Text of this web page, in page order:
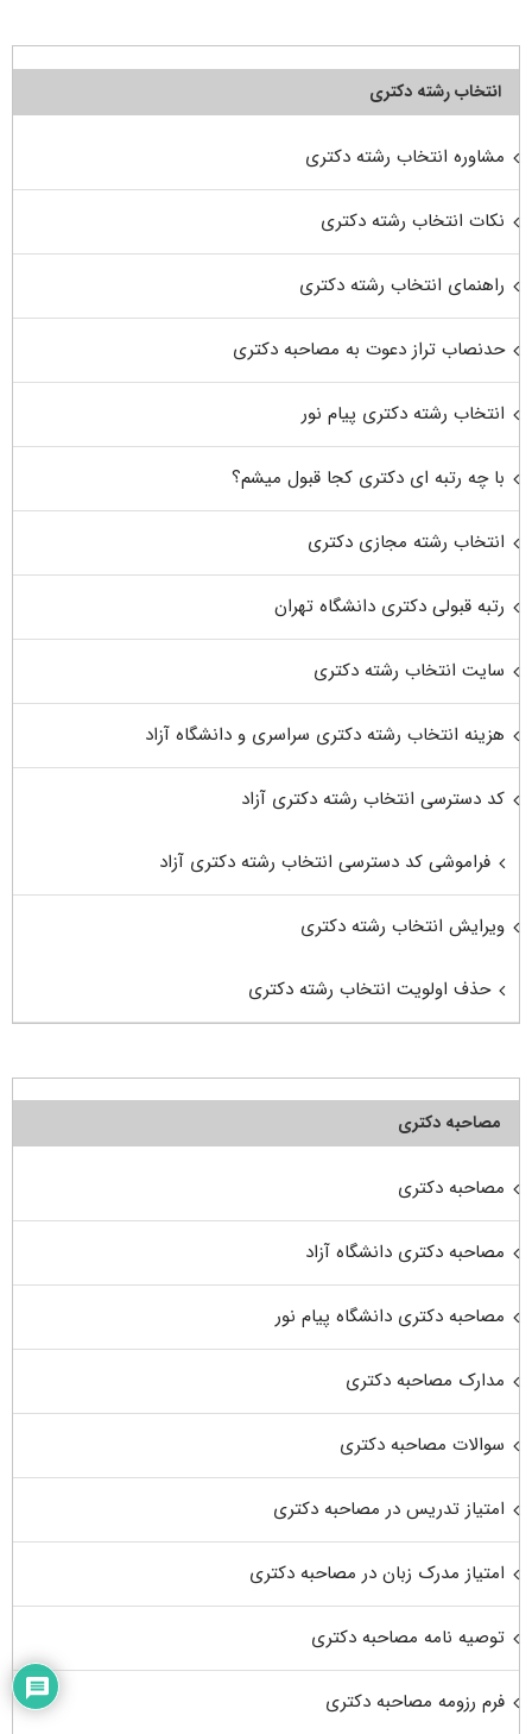
انتخاب رشته دکتری
مشاوره انتخاب رشته دکتری
نکات انتخاب رشته دکتری
راهنمای انتخاب رشته دکتری
حدنصاب تراز دعوت به مصاحبه دکتری
انتخاب رشته دکتری پیام نور
با چه رتبه ای دکتری کجا قبول میشم؟
انتخاب رشته مجازی دکتری
رتبه قبولی دکتری دانشگاه تهران
سایت انتخاب رشته دکتری
هزینه انتخاب رشته دکتری سراسری و دانشگاه آزاد
کد دسترسی انتخاب رشته دکتری آزاد
فراموشی کد دسترسی انتخاب رشته دکتری آزاد
ویرایش انتخاب رشته دکتری
حذف اولویت انتخاب رشته دکتری
مصاحبه دکتری
مصاحبه دکتری
مصاحبه دکتری دانشگاه آزاد
مصاحبه دکتری دانشگاه پیام نور
مدارک مصاحبه دکتری
سوالات مصاحبه دکتری
امتیاز تدریس در مصاحبه دکتری
امتیاز مدرک زبان در مصاحبه دکتری
توصیه نامه مصاحبه دکتری
فرم رزومه مصاحبه دکتری